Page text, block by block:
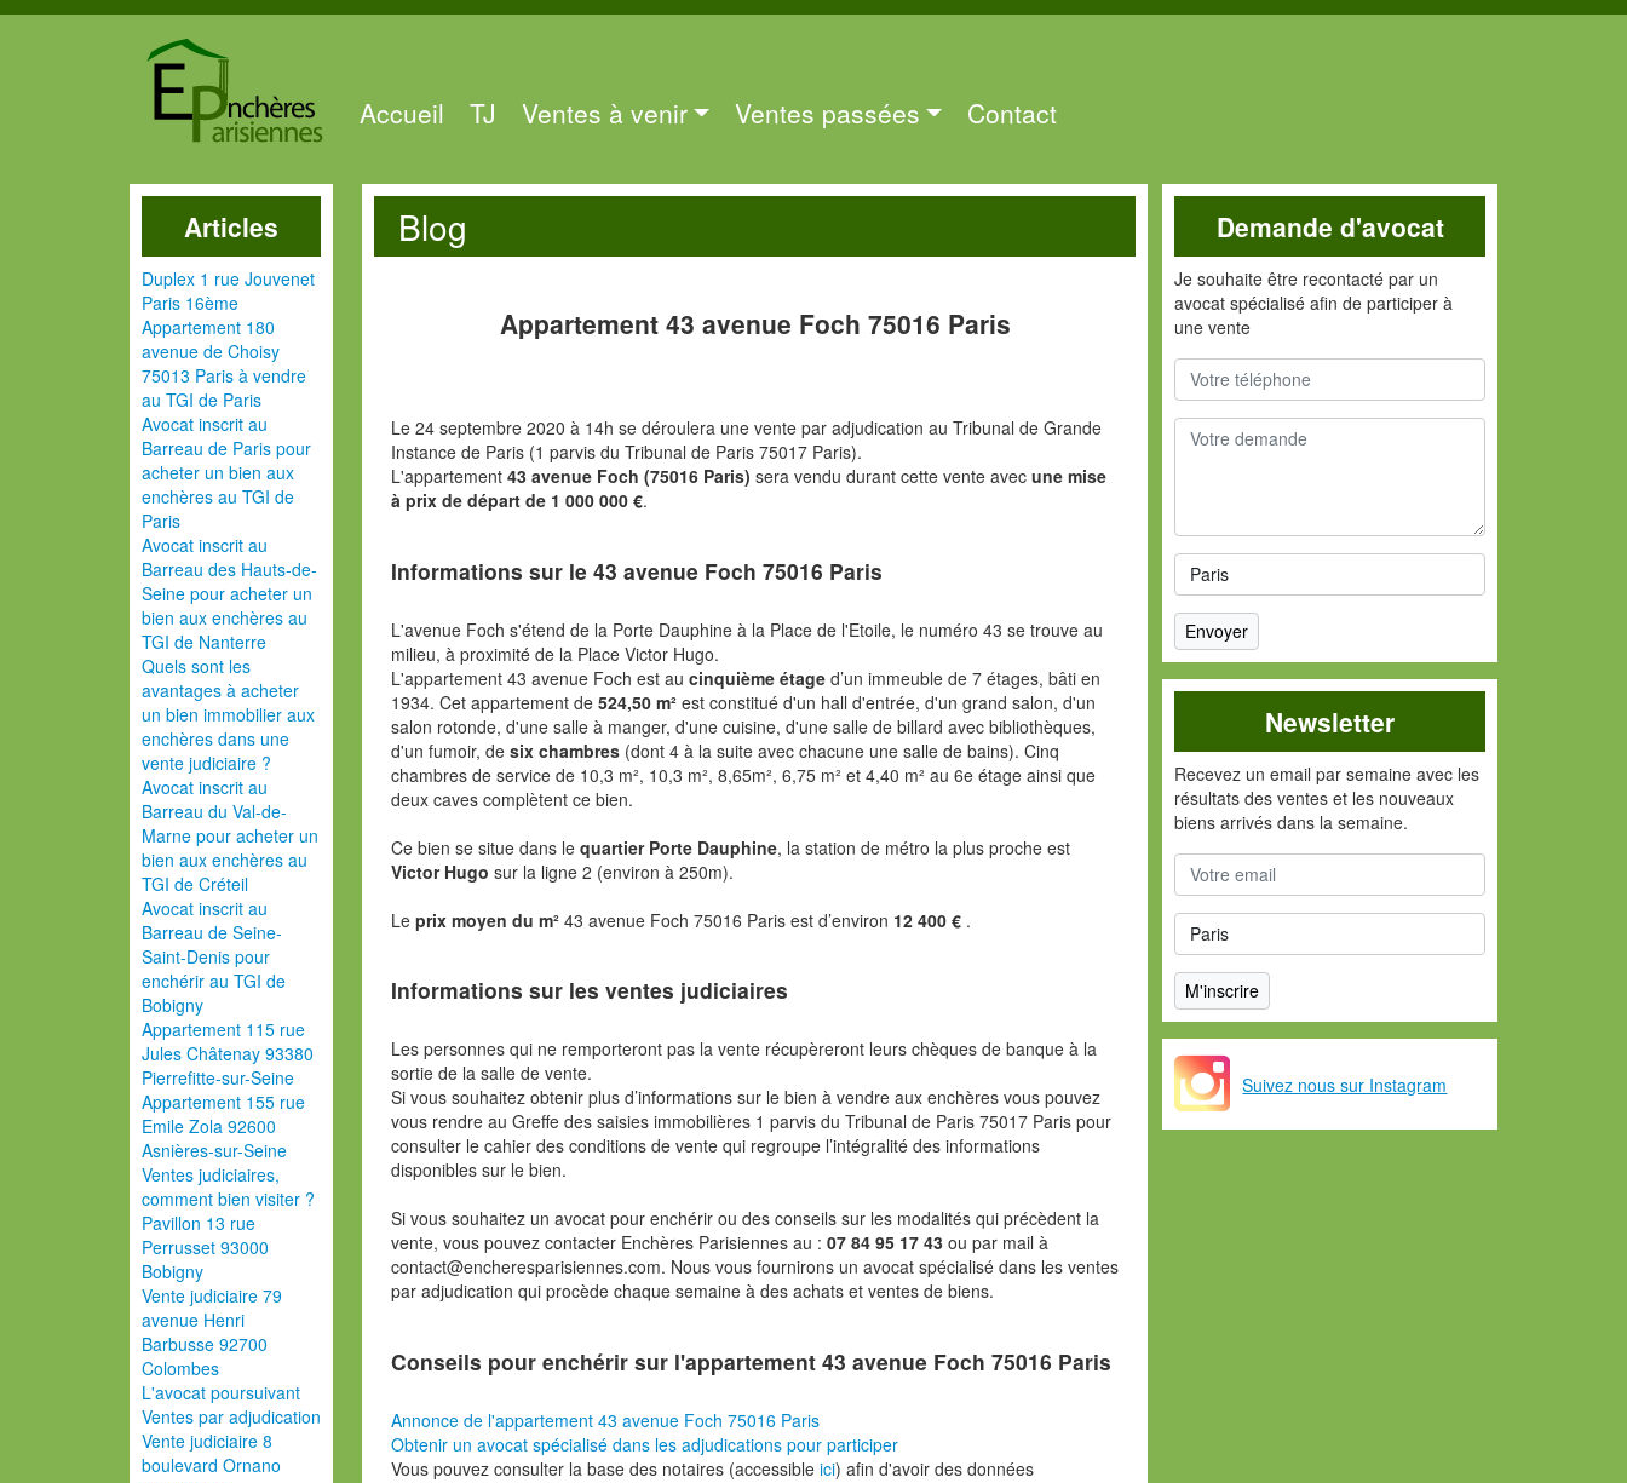
Accueil TJ Ventes à venir Ventes passées Contact
Articles
Duplex 1 rue Jouvenet
Paris 16ème
Appartement 180
avenue de Choisy
75013 Paris à vendre
au TGI de Paris
Avocat inscrit au
Barreau de Paris pour
acheter un bien aux
enchères au TGI de
Paris
Avocat inscrit au
Barreau des Hauts-de-
Seine pour acheter un
bien aux enchères au
TGI de Nanterre
Quels sont les
avantages à acheter
un bien immobilier aux
enchères dans une
vente judiciaire ?
Avocat inscrit au
Barreau du Val-de-
Marne pour acheter un
bien aux enchères au
TGI de Créteil
Avocat inscrit au
Barreau de Seine-
Saint-Denis pour
enchérir au TGI de
Bobigny
Appartement 115 rue
Jules Châtenay 93380
Pierrefitte-sur-Seine
Appartement 155 rue
Emile Zola 92600
Asnières-sur-Seine
Ventes judiciaires,
comment bien visiter ?
Pavillon 13 rue
Perrusset 93000
Bobigny
Vente judiciaire 79
avenue Henri
Barbusse 92700
Colombes
L'avocat poursuivant
Ventes par adjudication
Vente judiciaire 8
boulevard Ornano
Blog
Appartement 43 avenue Foch 75016 Paris
Le 24 septembre 2020 à 14h se déroulera une vente par adjudication au Tribunal de Grande
Instance de Paris (1 parvis du Tribunal de Paris 75017 Paris).
L'appartement43 avenue Foch (75016 Paris)sera vendu durant cette vente avecune mise
à prix de départ de 1 000 000 €.
Informations sur le43 avenue Foch 75016 Paris
L'avenue Foch s'étend de la Porte Dauphine à la Place de l'Etoile, le numéro 43 se trouve au
milieu, à proximité de la Place Victor Hugo.
L'appartement 43 avenue Foch est aucinquième étaged’un immeuble de 7 étages, bâti en
1934. Cet appartement de524,50 m²est constitué d'un hall d'entrée, d'un grand salon, d'un
salon rotonde, d'une salle à manger, d'une cuisine, d'une salle de billard avec bibliothèques,
d'un fumoir, desix chambres (dont 4 à la suite avec chacune une salle de bains). Cinq
chambres de service de 10,3 m², 10,3 m², 8,65m², 6,75 m² et 4,40 m² au 6e étage ainsi que
deux caves complètent ce bien.
Ce bien se situe dans lequartier Porte Dauphine, la station de métro la plus proche est
Victor Hugosur la ligne 2 (environ à 250m).
Leprix moyen du m²43 avenue Foch 75016 Paris est d’environ 12 400 € .
Informations sur les ventes judiciaires
Les personnes qui ne remporteront pas la vente récupèreront leurs chèques de banque à la
sortie de la salle de vente.
Si vous souhaitez obtenir plus d’informations sur le bien à vendre aux enchères vous pouvez
vous rendre au Greffe des saisies immobilières 1 parvis du Tribunal de Paris 75017 Paris pour
consulter le cahier des conditions de vente qui regroupe l’intégralité des informations
disponibles sur le bien.
Si vous souhaitez un avocat pour enchérir ou des conseils sur les modalités qui précèdent la
vente, vous pouvez contacter Enchères Parisiennes au :07 84 95 17 43ou par mail à
contact@encheresparisiennes.com. Nous vous fournirons un avocat spécialisé dans les ventes
par adjudication qui procède chaque semaine à des achats et ventes de biens.
Conseils pour enchérir sur l'appartement 43 avenue Foch 75016 Paris
Annonce de l'appartement 43 avenue Foch 75016 Paris
Obtenir un avocat spécialisé dans les adjudications pour participer
Vous pouvez consulter la base des notaires (accessibleici) afin d'avoir des données
Demande d'avocat
Je souhaite être recontacté par un
avocat spécialisé afin de participer à
une vente
Newsletter
Recevez un email par semaine avec les
résultats des ventes et les nouveaux
biens arrivés dans la semaine.
Suivez nous sur Instagram